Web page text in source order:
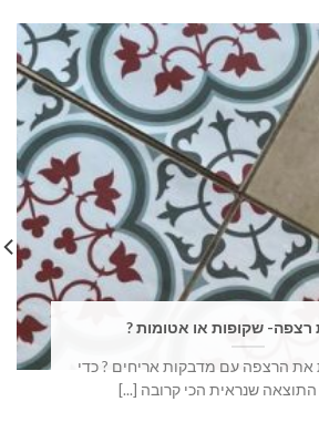
רצפה- שקופות או אטומות ?
הרצפה עם מדבקות אריחים ? כדי
שנראית הכי קרובה [...]